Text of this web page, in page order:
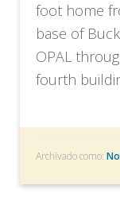
foot home
base of
OPAL
fourth
Archivado como: